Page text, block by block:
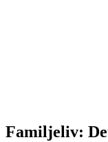
Familjeliv: